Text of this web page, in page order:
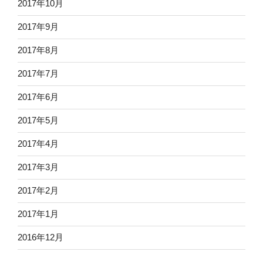
2017年10月
2017年9月
2017年8月
2017年7月
2017年6月
2017年5月
2017年4月
2017年3月
2017年2月
2017年1月
2016年12月